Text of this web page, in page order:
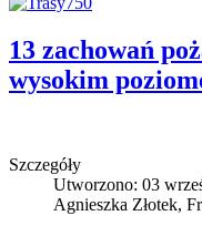
13 zachowań
wysokim
Szczegóły
Utworzono: 03
Agnieszka Złotek,